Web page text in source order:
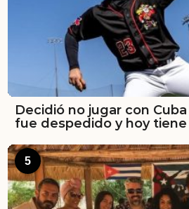
Decidió no jugar con
fue despedido y hoy
5